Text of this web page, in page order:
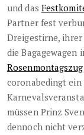
und das
Partner fest
Dreigestirne,
die Bagagewagen
Rosenmontagszug
coronabedingt
müssen Prinz
dennoch nicht